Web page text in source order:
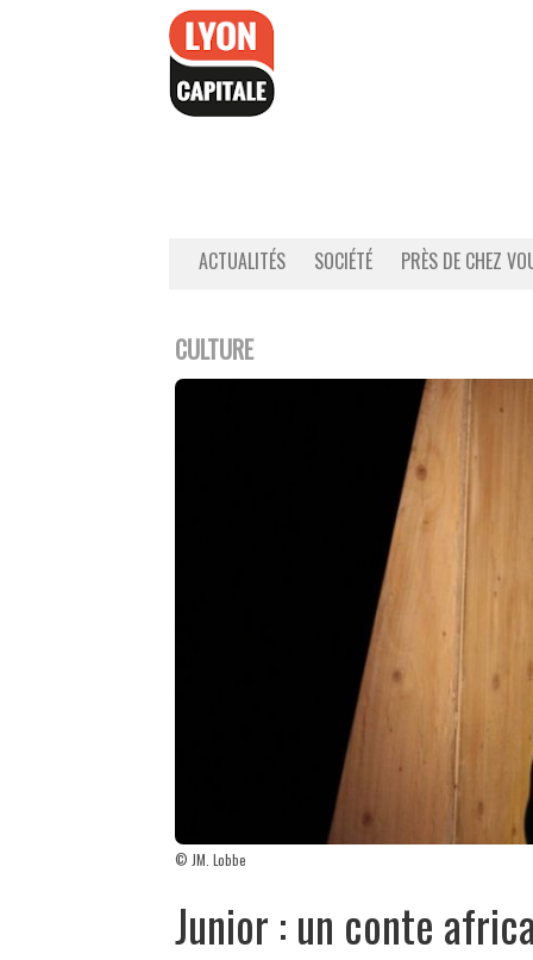
ACTUALITÉS SOCIÉTÉ PRÈS DE CHEZ
CULTURE
© JM. Lobbe
Junior : un conte